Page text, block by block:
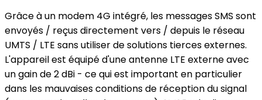
Grâce à un modem 4G intégré, les messages SMS sont
envoyés / reçus directement vers / depuis le réseau
UMTS / LTE sans utiliser de solutions tierces externes.
L'appareil est équipé d'une antenne LTE externe avec
un gain de 2 dBi - ce qui est important en particulier
dans les mauvaises conditions de réception du signal